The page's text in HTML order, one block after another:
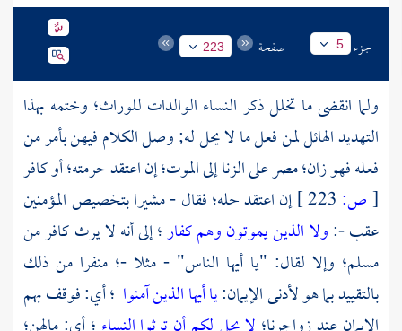
جزء 5 صفحة 223
ولما انقضى ما تخلل ذكر النساء الوالدات للوراث؛ وختمه بهذا
التهديد الهائل لمن فعل ما لا يحل له; وصل الكلام فيهن بأمر من
فعله فهو زان؛ مصر على الزنا إلى الموت؛ إن اعتقد حرمته؛ أو كافر
[ص:
إن اعتقد حله؛ فقال - مشيرا بتخصيص المؤمنين
عقب -:ولا الذين يموتون وهم كفار؛ إلى أنه لا يرث كافر من
مسلم؛ وإلا لقال: "يا أيها الناس" - مثلا -؛ منفرا من ذلك
بالتقييد بما هو لأدنى الإيمان:يا أيها الذين آمنوا ؛ أي: فوقف بهم